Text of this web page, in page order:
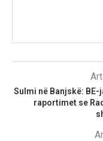
Sulmi në Banjskë:
raportimet se